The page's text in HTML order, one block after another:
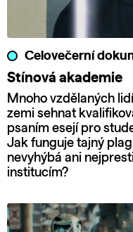
Celovečerní
Stínová akademie
Mnoho vzdělaných
zemi sehnat
psaním esejí pro
Jak funguje tajný
nevyhýbá ani
institucím?